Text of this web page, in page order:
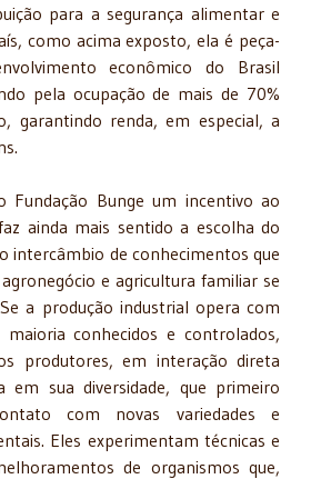
para a segurança alimentar e
como acima exposto, ela é peça-
econômico do Brasil
pela ocupação de mais de 70%
garantindo renda, em especial, a
Fundação Bunge um incentivo ao
ainda mais sentido a escolha do
intercâmbio de conhecimentos que
e agricultura familiar se
a produção industrial opera com
conhecidos e controlados,
produtores, em interação direta
em sua diversidade, que primeiro
com novas variedades e
Eles experimentam técnicas e
de organismos que,